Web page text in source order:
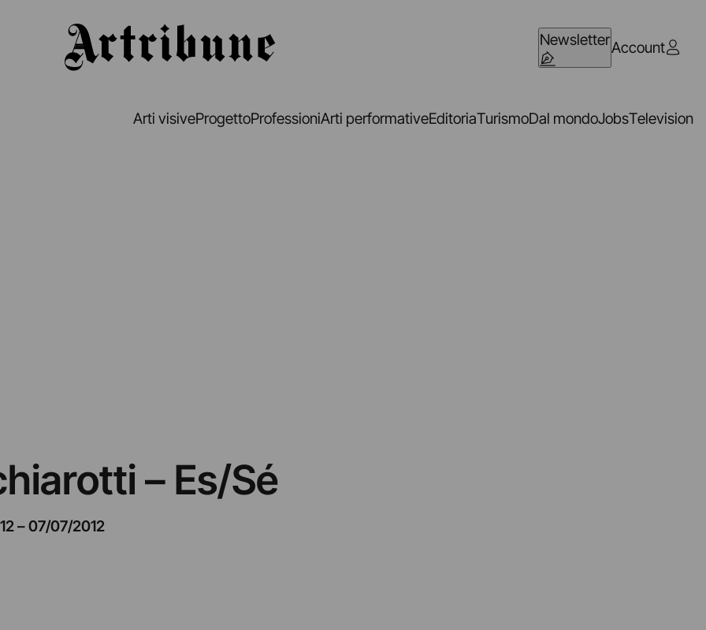
NewsletterAccount
Arti visiveProgettoProfessioniArti performativeEditoriaTurismoDal mondoJobsTelevision
– Es/Sé
–07/07/2012